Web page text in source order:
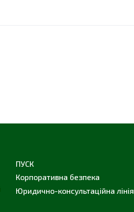
ПУСК
Корпоративна безпека
Юридично-консультаційна лінія